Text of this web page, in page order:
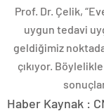
Prof. Dr. Çelik,
uygun tedavi
geldiğimiz
çıkıyor.
Haber Kaynak :